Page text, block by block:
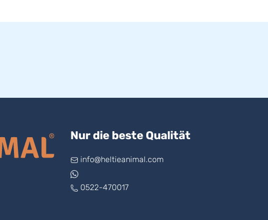
Nur die beste Qualität
info@heltieanimal.com
0522-470017